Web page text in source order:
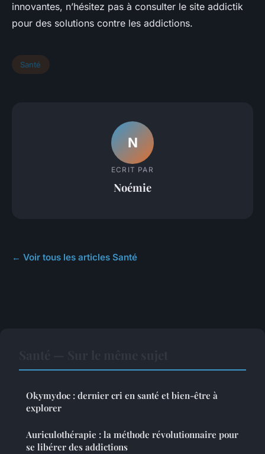
innovantes, n’hésitez pas à consulter le site addictik
pour des solutions contre les addictions.
Santé
N
ECRIT PAR
Noémie
← Voir tous les articles Santé
Okymydoc : dernier cri en santé et bien-être à
explorer
Auriculothérapie : la méthode révolutionnaire pour
se libérer des addictions